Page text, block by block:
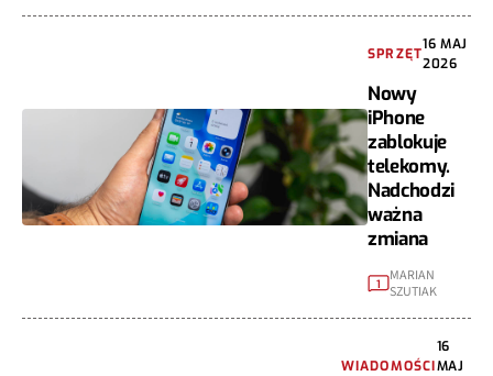
SPRZĘT
16 MAJ
2026
Nowy
iPhone
zablokuje
telekomy.
Nadchodzi
ważna
zmiana
1
MARIAN
SZUTIAK
WIADOMOŚCI
16
MAJ